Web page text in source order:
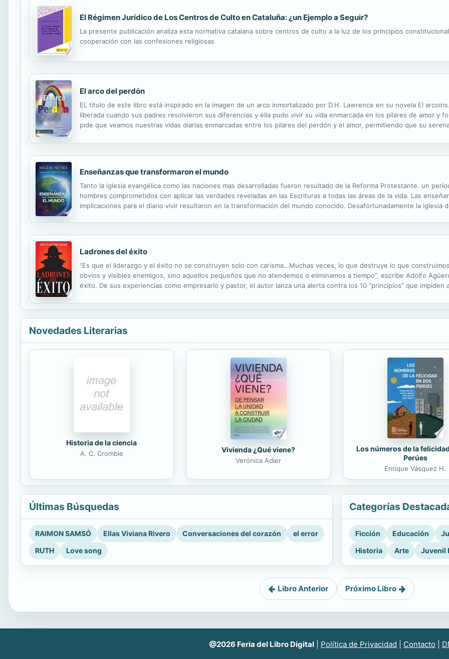
El Régimen Jurídico de Los Centros de Culto en Cataluña: ¿un Ejemplo a Seguir?
La presente publicación analiza esta normativa catalana sobre centros de culto a la luz de los principios
cooperación con las confesiones religiosas
El arco del perdón
EL título de este libro está inspirado en la imagen de un arco inmortalizado por D.H. Lawrence en su novela El
liberada cuando sus padres resolvieron sus diferencias y ella pudo vivir su vida enmarcada en los pilares de amor y
pide que veamos nuestras vidas diarias enmarcadas entre los pilares del perdón y el amor, permitiendo que su
Enseñanzas que transformaron el mundo
Tanto la iglesia evangélica como las naciones mas desarrolladas fueron resultado de la Reforma Protestante. un
hombres comprometidos con aplicar las verdades reveladas en las Escrituras a todas las áreas de la vida. Las
implicaciones para el diario vivir resultaron en la transformación del mundo conocido. Desafortunadamente la iglesia
Ladrones del éxito
“Es que el liderazgo y el éxito no se construyen solo con carisma…Muchas veces, lo que destruye lo que
obvios y visibles enemigos, sino aquellos pequeños que no atendemos o eliminamos a tiempo”, escribe Adolfo
éxito. De sus experiencias como empresario y pastor, el autor lanza una alerta contra los 10 “principios” que impiden
Novedades Literarias
Historia de la ciencia
A. C. Crombie Vivienda ¿Qué viene?
Verónica Adler
Los números de la
Perúes
Enrique Vásquez H.
Últimas Búsquedas
RAIMON SAMSÓ Ellas Viviana Rivero Conversaciones del corazón
el error
RUTH
Love song
Categorías
Ficción Educación
Historia
Arte Juvenil
Libro Anterior Próximo Libro
@2026 Feria del Libro Digital Política de Privacidad Contacto